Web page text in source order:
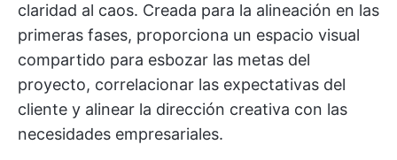
claridad al caos. Creada para la alineación en las
primeras fases, proporciona un espacio visual
compartido para esbozar las metas del
proyecto, correlacionar las expectativas del
cliente y alinear la dirección creativa con las
necesidades empresariales.